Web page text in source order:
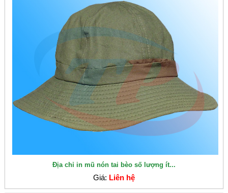
Địa chỉ in mũ nón tai bèo số lượng ít...
Giá: Liên hệ